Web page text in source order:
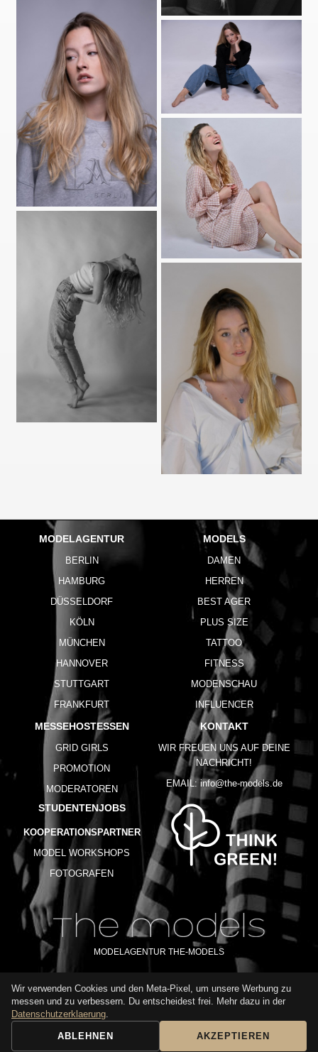
MODELAGENTUR
BERLIN
HAMBURG
DÜSSELDORF
KÖLN
MÜNCHEN
HANNOVER
STUTTGART
FRANKFURT
MODELS
DAMEN
HERREN
BEST AGER
PLUS SIZE
TATTOO
FITNESS
MODENSCHAU
INFLUENCER
MESSEHOSTESSEN
GRID GIRLS
PROMOTION
MODERATOREN
STUDENTENJOBS
KOOPERATIONSPARTNER
MODEL WORKSHOPS
FOTOGRAFEN
KONTAKT
WIR FREUEN UNS AUF DEINE
NACHRICHT!
EMAIL: info@the-models.de
MODELAGENTUR THE-MODELS
IMPRESSUM AGB DATENSCHUTZ
NUTZUNGSBEDINGUNGEN
Wir verwenden Cookies und den Meta-Pixel, um unsere Werbung zu
messen und zu verbessern. Du entscheidest frei. Mehr dazu in der
Datenschutzerklaerung.
ABLEHNEN AKZEPTIEREN